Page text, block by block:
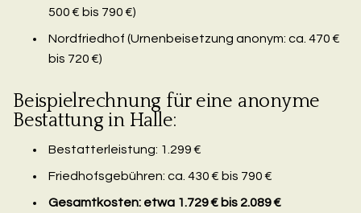
500 € bis 790 €)
Nordfriedhof (Urnenbeisetzung anonym: ca. 470 €
bis 720 €)
Beispielrechnung für eine anonyme
Bestattung in Halle:
Bestatterleistung: 1.299 €
Friedhofsgebühren: ca. 430 € bis 790 €
Gesamtkosten: etwa 1.729 € bis 2.089 €